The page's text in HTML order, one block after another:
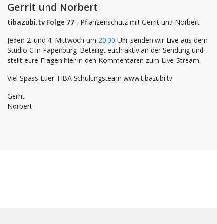
Gerrit und Norbert
tibazubi.tv Folge 77 - Pflanzenschutz mit Gerrit und Norbert
Jeden 2. und 4. Mittwoch um 20:00 Uhr senden wir Live aus dem
Studio C in Papenburg. Beteiligt euch aktiv an der Sendung und
stellt eure Fragen hier in den Kommentaren zum Live-Stream.
Viel Spass Euer TIBA Schulungsteam www.tibazubi.tv
Gerrit
Norbert